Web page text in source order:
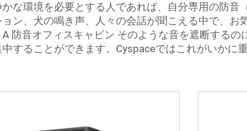
な環境を必要とする人であれば、自分専用の防音
ン、犬の鳴き声、人々の会話が聞こえる中で、お
A 防音オフィスキャビン そのような音を遮断するの
することができます。Cyspaceではこれがいかに